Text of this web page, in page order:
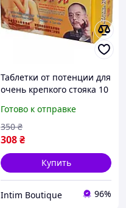
Таблетки от потенции для
очень крепкого стояка 10
возбуждающие
препарати от
импотенции, Безопасное
средство без вкуса
Готово к отправке
308₴
350 ₴
Купить
Intim Boutique 96%